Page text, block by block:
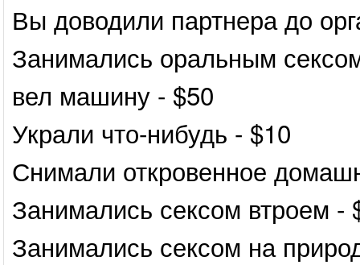
Вы доводили партнера до
Занимались оральным
вел машину - $50
Украли что-нибудь - $10
Снимали откровенное
Занимались сексом втроем -
Занимались сексом на